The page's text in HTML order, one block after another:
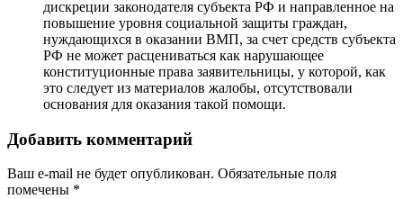
дискреции законодателя субъекта РФ и направленное на
повышение уровня социальной защиты граждан,
нуждающихся в оказании ВМП, за счет средств субъекта
РФ не может расцениваться как нарушающее
конституционные права заявительницы, у которой, как
это следует из материалов жалобы, отсутствовали
основания для оказания такой помощи.
Добавить комментарий
Ваш e-mail не будет опубликован. Обязательные поля
помечены *